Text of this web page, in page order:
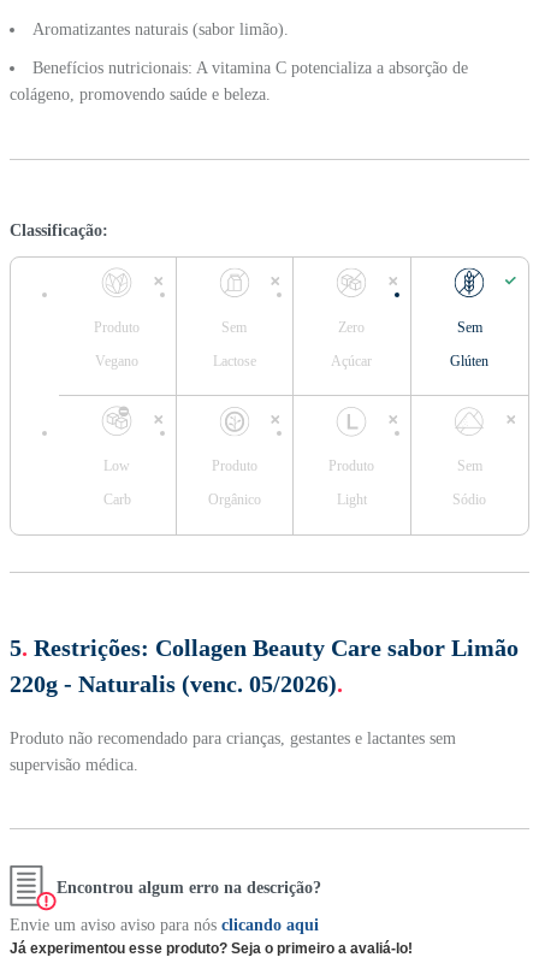
Aromatizantes naturais (sabor limão).
Benefícios nutricionais: A vitamina C potencializa a absorção de
colágeno, promovendo saúde e beleza.
Classificação:
Produto
Vegano
Sem
Lactose
Zero
Açúcar
Sem
Glúten
Low
Carb
Produto
Orgânico
Produto
Light
Sem
Sódio
5. Restrições: Collagen Beauty Care sabor Limão
220g - Naturalis (venc. 05/2026).
Produto não recomendado para crianças, gestantes e lactantes sem
supervisão médica.
Encontrou algum erro na descrição?
Envie um aviso aviso para nós clicando aqui
Já experimentou esse produto? Seja o primeiro a avaliá-lo!